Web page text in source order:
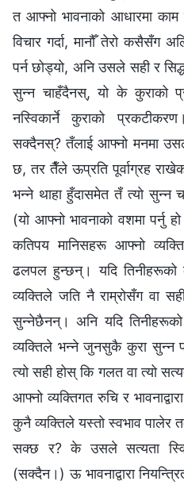
त आफ्नो भावनाको आधारमा काम
विचार गर्दा, मानौँ तेरो कसैसँग
पर्न छोड्यो, अनि उसले सही र
सुन्‍न चाहँदैनस्, यो के कुराको
नस्विकार्ने कुराको
सक्दैनस्? तँलाई आफ्नो मनमा
छ, तर तैँले ऊप्रति पूर्वाग्रह
भन्‍ने थाहा हुँदासमेत तँ त्यो सुन्‍न
(यो आफ्नो भावनाको वशमा पर्नु
कतिपय मानिसहरू आफ्नो
ढलपल हुन्छन्। यदि
व्यक्तिले जति नै राम्रोसँग वा
सुन्‍नेछैनन्। अनि यदि
व्यक्तिले भन्‍ने जुनसुकै कुरा सुन्‍न
त्यो सही होस् कि गलत वा त्यो
आफ्नो व्यक्तिगत रुचि र
कुनै व्यक्तिले यस्तो स्वभाव पालेर
सक्छ र? के उसले सत्यता
(सक्दैन।) ऊ भावनाद्वारा